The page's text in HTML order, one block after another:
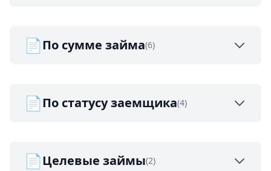
📄По сумме займа(6)
📄По статусу заемщика(4)
📄Целевые займы(2)